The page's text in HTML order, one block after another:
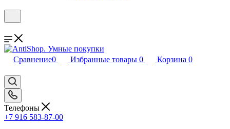
Сравнение0 Избранные товары 0 Корзина 0
Телефоны
+7 916 583-87-00